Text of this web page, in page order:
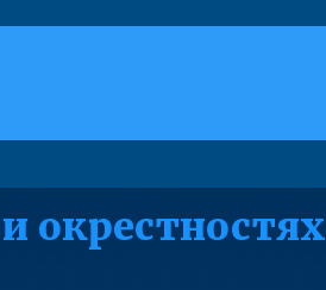
окрестностях